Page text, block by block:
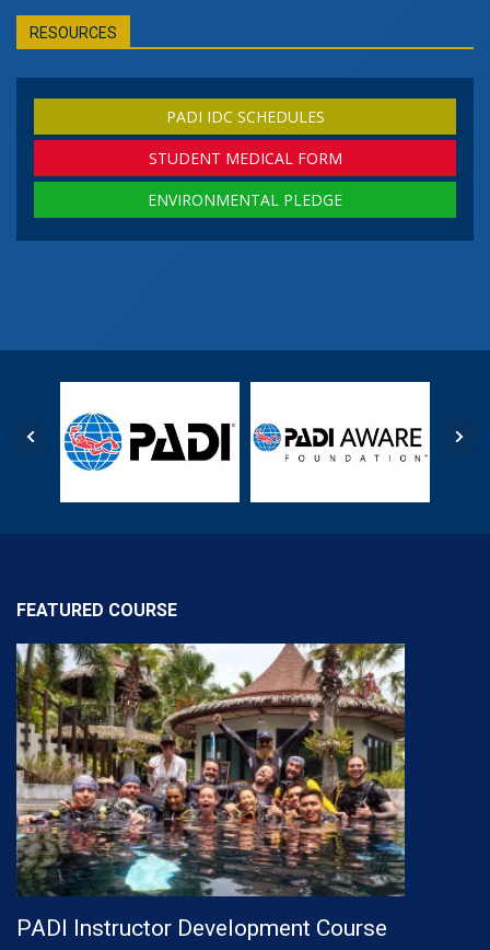
RESOURCES
PADI IDC SCHEDULES
STUDENT MEDICAL FORM
ENVIRONMENTAL PLEDGE
FEATURED COURSE
PADI Instructor Development Course